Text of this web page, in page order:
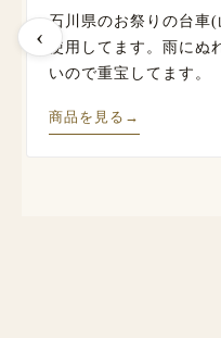
‹
石川県のお祭りの台車
使用してます。雨にぬ
いので重宝してます。
商品を見る →